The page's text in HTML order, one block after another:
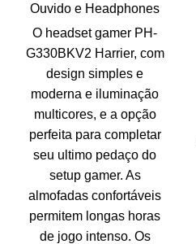
Ouvido e Headphones
O headset gamer PH-
G330BKV2 Harrier, com
design simples e
moderna e iluminação
multicores, e a opção
perfeita para completar
seu ultimo pedaço do
setup gamer. As
almofadas confortáveis
permitem longas horas
de jogo intenso. Os